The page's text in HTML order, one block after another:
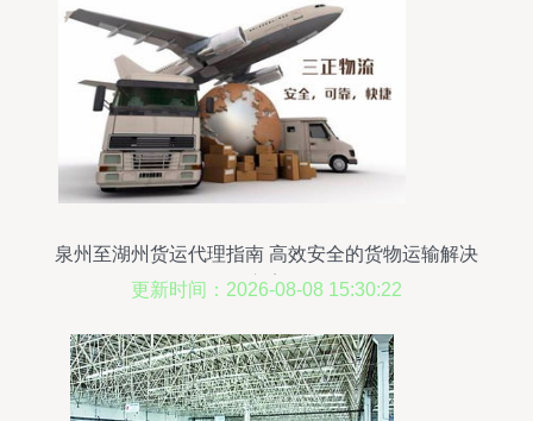
泉州至湖州货运代理指南 高效安全的货物运输解决
方案
更新时间：2026-08-08 15:30:22